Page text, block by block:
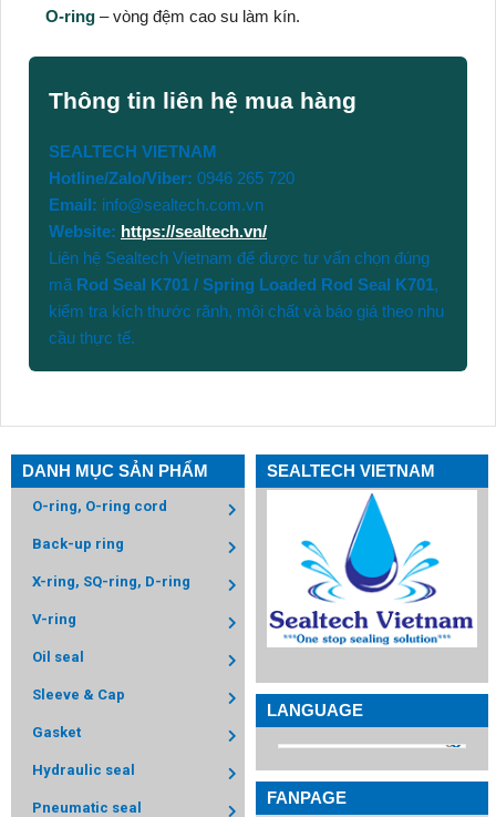
DANH MỤC SẢN PHẨM
O-ring, O-ring cord
Back-up ring
X-ring, SQ-ring, D-ring
V-ring
Oil seal
Sleeve & Cap
Gasket
Hydraulic seal
Pneumatic seal
O-ring – vòng đệm cao su làm kín.
Thông tin liên hệ mua hàng
SEALTECH VIETNAM
Hotline/Zalo/Viber: 0946 265 720
Email: info@sealtech.com.vn
Website: https://sealtech.vn/
Liên hệ Sealtech Vietnam để được tư vấn chọn đúng
mã Rod Seal K701 / Spring Loaded Rod Seal K701,
kiểm tra kích thước rãnh, môi chất và báo giá theo nhu
cầu thực tế.
SEALTECH VIETNAM
LANGUAGE
FANPAGE